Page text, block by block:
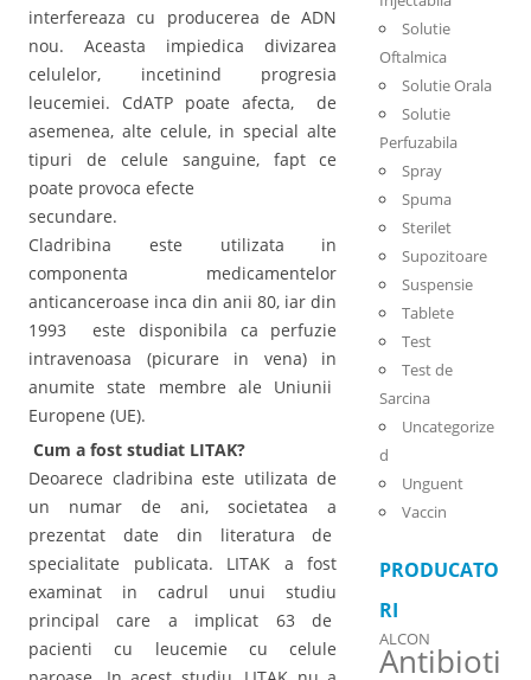
interfereaza cu producerea de ADN
nou. Aceasta impiedica divizarea
celulelor, incetinind progresia
leucemiei. CdATP poate afecta, de
asemenea, alte celule, in special alte
tipuri de celule sanguine, fapt ce
poate provoca efecte
secundare.
Cladribina este utilizata in
componenta medicamentelor
anticanceroase inca din anii 80, iar din
1993 este disponibila ca perfuzie
intravenoasa (picurare in vena) in
anumite state membre ale Uniunii
Europene (UE).
Cum a fost studiat LITAK?
Deoarece cladribina este utilizata de
un numar de ani, societatea a
prezentat date din literatura de
specialitate publicata. LITAK a fost
examinat in cadrul unui studiu
principal care a implicat 63 de
pacienti cu leucemie cu celule
Solutie
Oftalmica
Solutie Orala
Solutie
Perfuzabila
Spray
Spuma
Sterilet
Supozitoare
Suspensie
Tablete
Test
Test de
Sarcina
Uncategorize
d
Unguent
Vaccin
PRODUCATO
RI
ALCON
Antibioti